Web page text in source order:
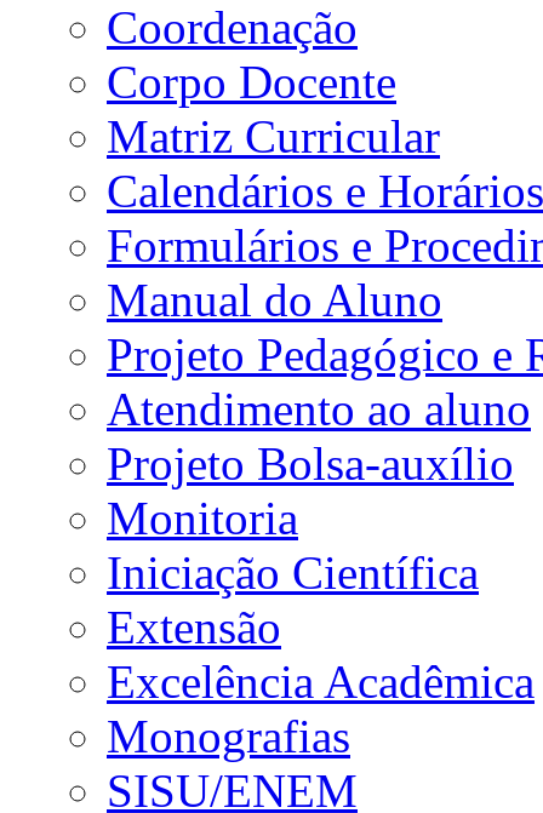
Coordenação
Corpo Docente
Matriz Curricular
Calendários e Horários
Formulários e
Manual do Aluno
Projeto Pedagógico e
Atendimento ao aluno
Projeto Bolsa-auxílio
Monitoria
Iniciação Científica
Extensão
Excelência Acadêmica
Monografias
SISU/ENEM